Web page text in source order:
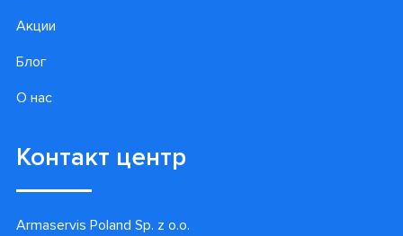
Акции
Блог
О нас
Контакт центр
Armaservis Poland Sp. z o.o.